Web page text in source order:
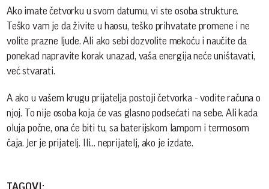
Ako imate četvorku u svom datumu, vi ste osoba strukture.
Teško vam je da živite u haosu, teško prihvatate promene i ne
volite prazne ljude. Ali ako sebi dozvolite mekoću i naučite da
ponekad napravite korak unazad, vaša energija neće uništavati,
već stvarati.
A ako u vašem krugu prijatelja postoji četvorka - vodite računa o
njoj. To nije osoba koja će vas glasno podsećati na sebe. Ali kada
oluja počne, ona će biti tu, sa baterijskom lampom i termosom
čaja. Jer je prijatelj. Ili... neprijatelj, ako je izdate.
TAGOVI: